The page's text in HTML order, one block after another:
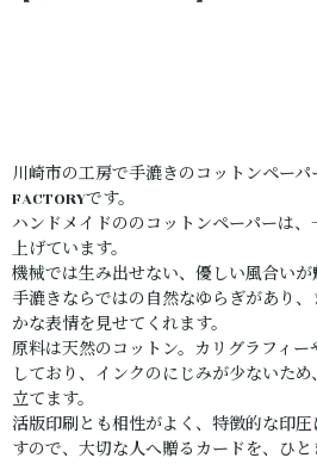
川崎市の工房で手漉きのコットンペーパ
FACTORYです。
ハンドメイドののコットンペーパーは
上げています。
機械では生み出せない、優しい風合いが
手漉きならではの自然なゆらぎがあり
かな表情を見せてくれます。
原料は天然のコットン。カリグラフィ
しており、インクのにじみが少ないた
立てます。
活版印刷とも相性がよく、特徴的な印
すので、大切な人へ贈るカードを、ひ